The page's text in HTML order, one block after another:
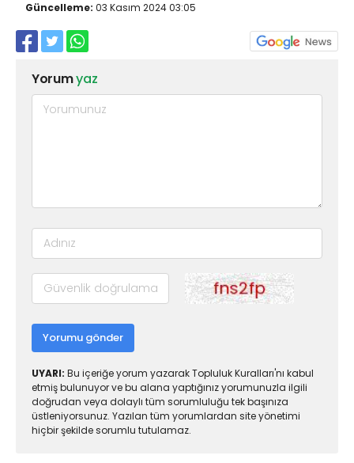
Güncelleme: 03 Kasım 2024 03:05
Yorumyaz
Yorumu gönder
UYARI: Bu içeriğe yorum yazarak Topluluk Kuralları'nı kabul
etmiş bulunuyor ve bu alana yaptığınız yorumunuzla ilgili
doğrudan veya dolaylı tüm sorumluluğu tek başınıza
üstleniyorsunuz. Yazılan tüm yorumlardan site yönetimi
hiçbir şekilde sorumlu tutulamaz.